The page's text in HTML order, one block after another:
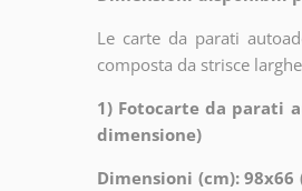
Le carte da parati
composta da strisce
1) Fotocarte da parati
dimensione)
Dimensioni (cm): 98x66